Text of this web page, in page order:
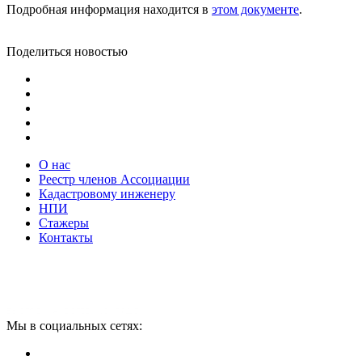
Подробная информация находится в этом документе.
Поделиться новостью
О нас
Реестр членов Ассоциации
Кадастровому инженеру
НПИ
Стажеры
Контакты
Мы в социальных сетях: